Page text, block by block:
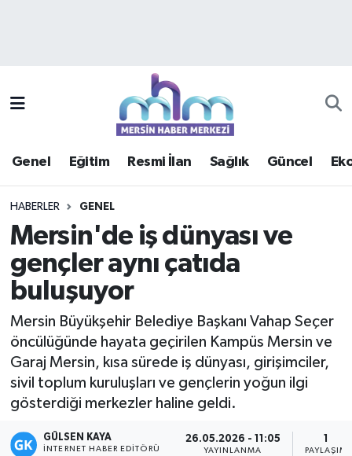
Genel Eğitim Resmi İlan Sağlık Güncel
HABERLER GENEL
Mersin'de iş dünyası ve
gençler aynı çatıda
buluşuyor
Mersin Büyükşehir Belediye Başkanı Vahap Seçer
öncülüğünde hayata geçirilen Kampüs Mersin ve
Garaj Mersin, kısa sürede iş dünyası, girişimciler,
sivil toplum kuruluşları ve gençlerin yoğun ilgi
gösterdiği merkezler haline geldi.
GÜLSEN KAYA
İNTERNET HABER EDITÖRÜ
26.05.2026 - 11:05
YAYINLANMA PAYLAŞIM
Güncel
Haberde insan
Kültür - Sanat
Magazin
Mersin Trafik Yoğunluk Haritası
Süper Lig Puan Durumu ve Fikstür
Haber Arşivi